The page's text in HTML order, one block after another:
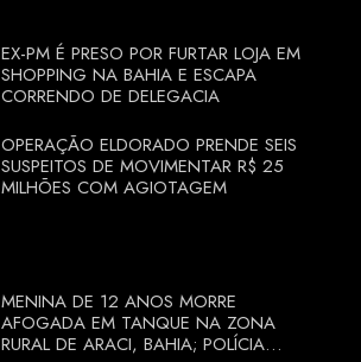
EX-PM É PRESO POR FURTAR LOJA EM
SHOPPING NA BAHIA E ESCAPA
CORRENDO DE DELEGACIA
OPERAÇÃO ELDORADO PRENDE SEIS
SUSPEITOS DE MOVIMENTAR R$ 25
MILHÕES COM AGIOTAGEM
MENINA DE 12 ANOS MORRE
AFOGADA EM TANQUE NA ZONA
RURAL DE ARACI, BAHIA; POLÍCIA